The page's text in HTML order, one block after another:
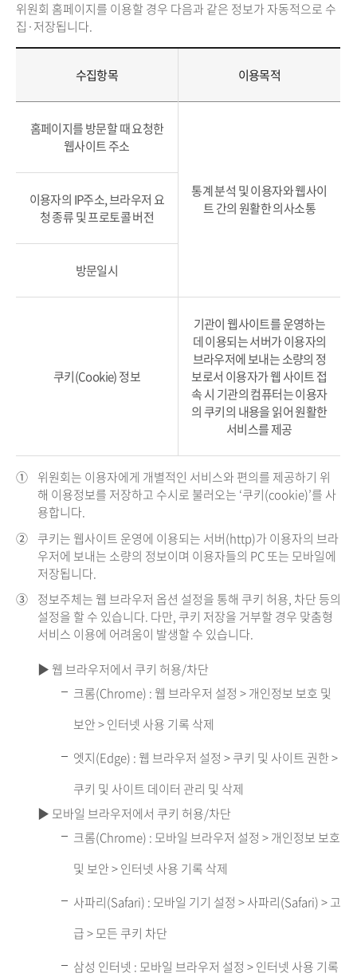
위원회 홈페이지를 이용할 경우 다음과 같은 정보가 자동적으로 수
집·저장됩니다.
수집항목 이용목적
홈페이지를 방문할 때 요청한
웹사이트 주소
통계 분석 및 이용자와 웹사이
트 간의 원활한 의사소통
이용자의 IP주소, 브라우저 요
청 종류 및 프로토콜 버전
방문일시
쿠키(Cookie) 정보
기관이 웹사이트를 운영하는
데 이용되는 서버가 이용자의
브라우저에 보내는 소량의 정
보로서 이용자가 웹 사이트 접
속 시 기관의 컴퓨터는 이용자
의 쿠키의 내용을 읽어 원활한
서비스를 제공
① 위원회는 이용자에게 개별적인 서비스와 편의를 제공하기 위
해 이용정보를 저장하고 수시로 불러오는 ‘쿠키(cookie)’를 사
용합니다.
② 쿠키는 웹사이트 운영에 이용되는 서버(http)가 이용자의 브라
우저에 보내는 소량의 정보이며 이용자들의 PC 또는 모바일에
저장됩니다.
③ 정보주체는 웹 브라우저 옵션 설정을 통해 쿠키 허용, 차단 등의
설정을 할 수 있습니다. 다만, 쿠키 저장을 거부할 경우 맞춤형
서비스 이용에 어려움이 발생할 수 있습니다.
▶ 웹 브라우저에서 쿠키 허용/차단
크롬(Chrome) : 웹 브라우저 설정 > 개인정보 보호 및
보안 > 인터넷 사용 기록 삭제
엣지(Edge) : 웹 브라우저 설정 > 쿠키 및 사이트 권한 >
쿠키 및 사이트 데이터 관리 및 삭제
▶ 모바일 브라우저에서 쿠키 허용/차단
크롬(Chrome) : 모바일 브라우저 설정 > 개인정보 보호
및 보안 > 인터넷 사용 기록 삭제
사파리(Safari) : 모바일 기기 설정 > 사파리(Safari) > 고
급 > 모든 쿠키 차단
삼성 인터넷 : 모바일 브라우저 설정 > 인터넷 사용 기록